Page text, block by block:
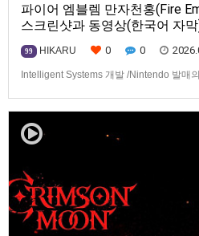
파이어 엠블렘 만자천홍(Fire
스크린샷과 동영상(한국어 자
99 HIKARU 0 0
Intelligent Systems 개발 /Nintendo 발매